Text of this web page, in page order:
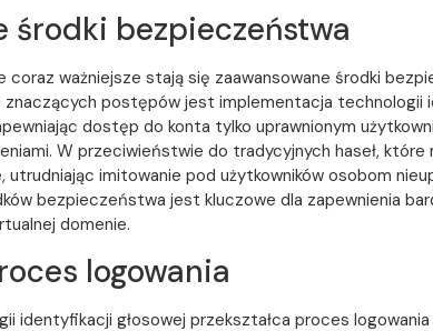
środki bezpieczeństwa
coraz ważniejsze stają się zaawansowane środki
postępów jest implementacja technologii
dostęp do konta tylko uprawnionym
W przeciwieństwie do tradycyjnych haseł,
utrudniając imitowanie pod użytkowników osobom
bezpieczeństwa jest kluczowe dla zapewnienia
domenie.
logowania
identyfikacji głosowej przekształca proces